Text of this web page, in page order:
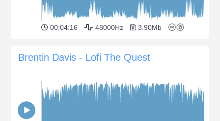
00:04:16 48000Hz 3.90Mb
Brentin Davis - Lofi The Quest